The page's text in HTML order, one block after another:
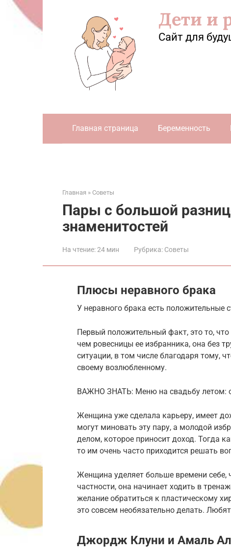
Перейти
Дети и
Сайт для
Главная страница Беременность
Главная » Советы
Пары с большой
знаменитостей
На чтение:24 мин Рубрика: Советы
Плюсы неравного брака
У неравного брака есть положительные
Первый положительный факт, это то,
чем ровесницы ее избранника, она без
ситуации, в том числе благодаря тому,
своему возлюбленному.
ВАЖНО ЗНАТЬ: Меню на свадьбу летом:
Женщина уже сделала карьеру, имеет
могут миновать эту пару, а молодой
делом, которое приносит доход. Тогда
то им очень часто приходится решать
Женщина уделяет больше времени себе,
частности, она начинает ходить в
желание обратиться к пластическому
это совсем необязательно делать.
Джордж Клуни и Амаль